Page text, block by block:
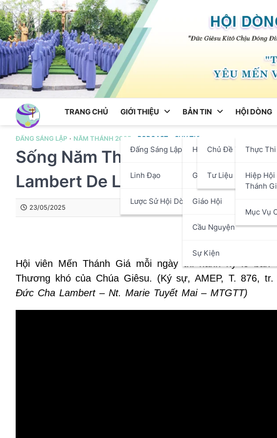
Skip
to
content
TRANG CHỦ GIỚI THIỆU
Đấng Sáng Lập
Linh Đạo
Lược Sử Hội Dòng
BẢN TIN
Hội Dòng
Chủ Đề Tháng
Tư Liệu
Giáo Phận
Giáo Hội
Cầu Nguyện
Sự Kiện
HỘI DÒNG
Thực
Hiệp Hội
Thánh
Mục Vụ
ĐẤNG SÁNG LẬP NĂM THÁNH 2025 PODCAST SUY TƯ
Sống Năm Thánh 2025 Theo
Lambert De La Motte. Tháng 05.
23/05/2025
Hội viên Mến Thánh Giá mỗi ngày thi hành hy lễ
Thương khó của Chúa Giêsu. (Ký sự, AMEP, T. 876, tr.
Đức Cha Lambert – Nt. Marie Tuyết Mai – MTGTT)